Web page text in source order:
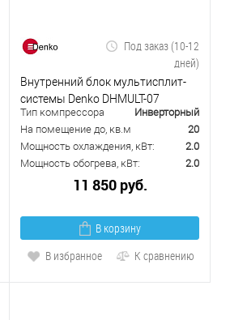
Под заказ (10-12
дней)
Внутренний блок мультисплит-
системы Denko DHMULT-07
Тип компрессора
Инверторный
На помещение до, кв.м
20
Мощность охлаждения, кВт:
2.0
Мощность обогрева, кВт:
2.0
11 850 руб.
В корзину
В избранное
К сравнению